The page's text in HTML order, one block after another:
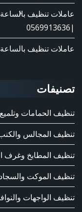
عاملات تنظيف
|0569913636
عاملات تنظيف بالساعة في
تصنيفات
تنظيف الحمامات
تنظيف المجالس
تنظيف المطابخ وغرف
تنظيف الموكت والسجاد
تنظيف الواجهات